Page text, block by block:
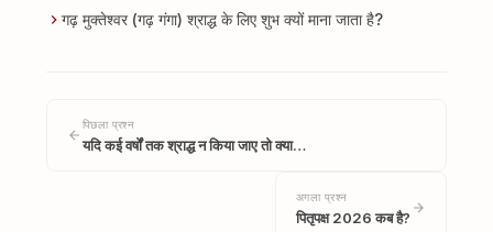
गढ़ मुक्तेश्वर (गढ़ गंगा) श्राद्ध के लिए शुभ क्यों माना जाता है?
पिछला प्रश्न
यदि कई वर्षों तक श्राद्ध न किया जाए तो क्या…
अगला प्रश्न
पितृपक्ष 2026 कब है?